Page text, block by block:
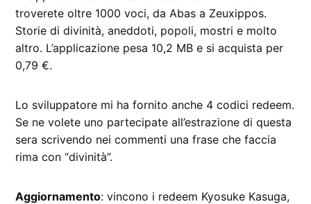
troverete oltre 1000 voci, da Abas a Zeuxippos.
Storie di divinità, aneddoti, popoli, mostri e molto
altro. L’applicazione pesa 10,2 MB e si acquista per
0,79 €.
Lo sviluppatore mi ha fornito anche 4 codici redeem.
Se ne volete uno partecipate all’estrazione di questa
sera scrivendo nei commenti una frase che faccia
rima con “divinità”.
Aggiornamento: vincono i redeem Kyosuke Kasuga,